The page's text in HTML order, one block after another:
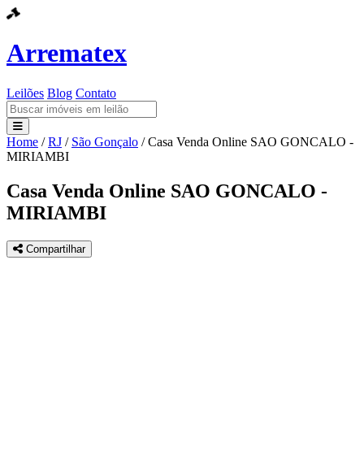
Arrematex
Leilões Blog Contato
Leilões
Blog
Contato
Home / RJ / São Gonçalo / Casa Venda Online SAO GONCALO -
MIRIAMBI
Casa Venda Online SAO GONCALO -
MIRIAMBI
Compartilhar